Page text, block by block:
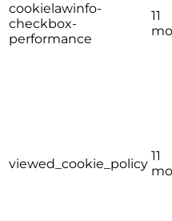
cookielawinfo-
checkbox-
performance
11
viewed_cookie_policy
11